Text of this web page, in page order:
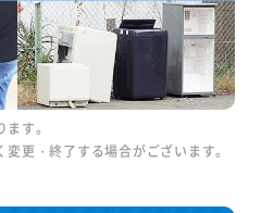
す。
更・終了する場合がございます。